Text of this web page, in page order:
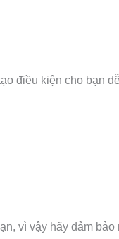
điều kiện cho bạn
vì vậy hãy đảm bảo